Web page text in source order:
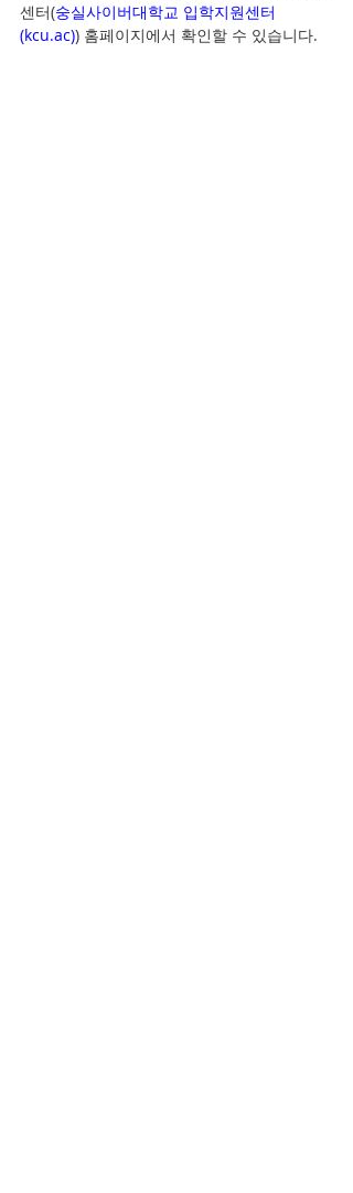
센터(숭실사이버대학교 입학지원센터
(kcu.ac)) 홈페이지에서 확인할 수 있습니다.